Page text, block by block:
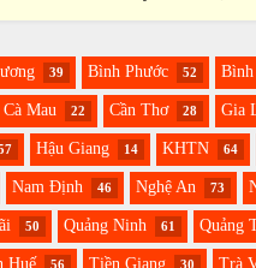
39 Bình Phước 52 Bình
Cà Mau 22 Cần Thơ 28 Gia
Hậu Giang 14 KHTN 64
Nam Định 46 Nghệ An 73
50 Quảng Ninh 61 Quảng
Huế 56 Tiền Giang 30 Trà